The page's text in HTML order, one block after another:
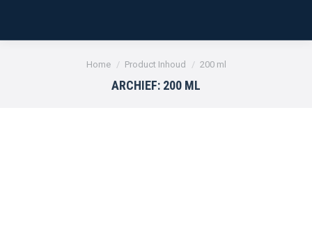
Je bent hier:
Home Product Inhoud 200 ml
ARCHIEF: 200 ML